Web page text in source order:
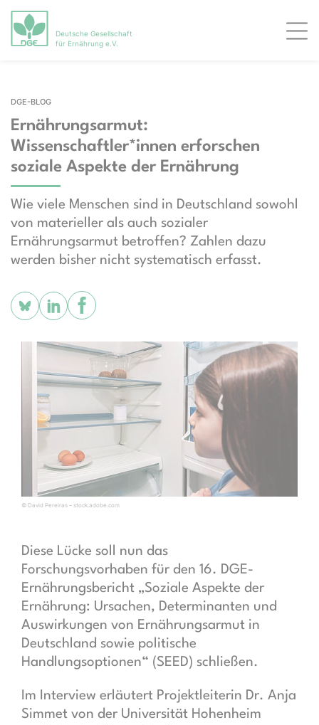
Deutsche Gesellschaft
für Ernährung e.V.
DGE-BLOG
Ernährungsarmut:
Wissenschaftler*innen erforschen
soziale Aspekte der Ernährung
Wie viele Menschen sind in Deutschland sowohl
von materieller als auch sozialer
Ernährungsarmut betroffen? Zahlen dazu
werden bisher nicht systematisch erfasst.
© David Pereiras – stock.adobe.com
Diese Lücke soll nun das
Forschungsvorhaben für den 16. DGE-
Ernährungsbericht „Soziale Aspekte der
Ernährung: Ursachen, Determinanten und
Auswirkungen von Ernährungsarmut in
Deutschland sowie politische
Handlungsoptionen“ (SEED) schließen.
Im Interview erläutert Projektleiterin Dr. Anja
Simmet von der Universität Hohenheim